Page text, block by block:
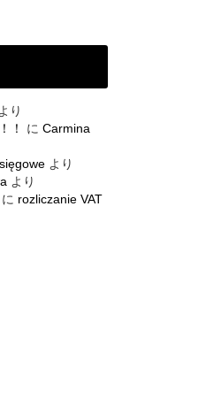
より
！
に Carmina
より
より
に rozliczanie VAT